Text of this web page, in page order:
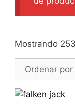
Mostrando